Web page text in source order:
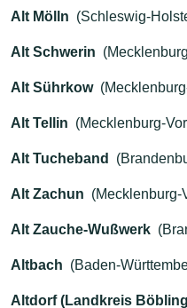
Alt Mölln (Schleswig-
Alt Schwerin
Alt Sührkow
Alt Tellin (Mecklenburg-
Alt Tucheband
Alt Zachun (Mecklenburg-
Alt Zauche-Wußwerk
Altbach (Baden-
Altdorf (Landkreis